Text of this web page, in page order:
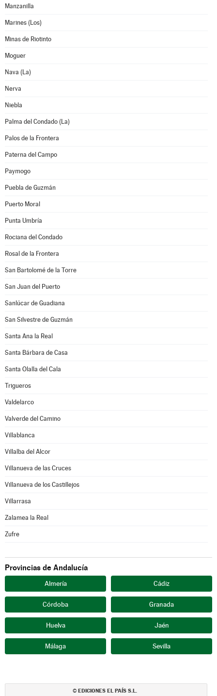
Manzanilla
Marines (Los)
Minas de Riotinto
Moguer
Nava (La)
Nerva
Niebla
Palma del Condado (La)
Palos de la Frontera
Paterna del Campo
Paymogo
Puebla de Guzmán
Puerto Moral
Punta Umbría
Rociana del Condado
Rosal de la Frontera
San Bartolomé de la Torre
San Juan del Puerto
Sanlúcar de Guadiana
San Silvestre de Guzmán
Santa Ana la Real
Santa Bárbara de Casa
Santa Olalla del Cala
Trigueros
Valdelarco
Valverde del Camino
Villablanca
Villalba del Alcor
Villanueva de las Cruces
Villanueva de los Castillejos
Villarrasa
Zalamea la Real
Zufre
Provincias de Andalucía
Almería Cádiz
Córdoba Granada
Huelva Jaén
Málaga Sevilla
© EDICIONES EL PAÍS S.L.